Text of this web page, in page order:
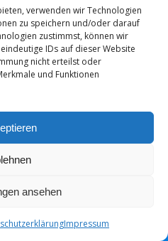
verwenden wir Technologien
zu speichern und/oder darauf
zustimmst, können wir
IDs auf dieser Website
nicht erteilst oder
und Funktionen
ansehen
Impressum
Desktop